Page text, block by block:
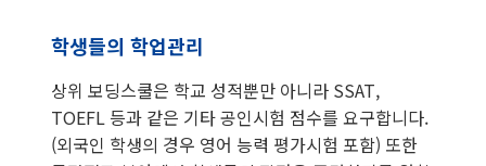
학생들의 학업관리
상위 보딩스쿨은 학교 성적뿐만 아니라 SSAT,
TOEFL 등과 같은 기타 공인시험 점수를 요구합니다.
(외국인 학생의 경우 영어 능력 평가시험 포함) 또한